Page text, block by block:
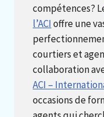
compétences?
l’ACIoffre une
courtiers et
collaboration
ACI –
occasions de